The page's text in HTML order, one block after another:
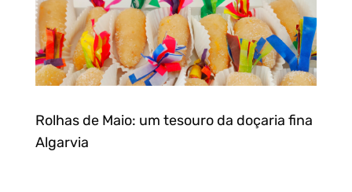
Rolhas de Maio: um tesouro da doçaria fina
Algarvia